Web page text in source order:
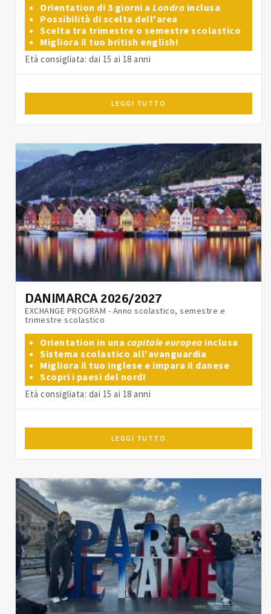
Orientation di 3 giorni a Londra inclusa
Possibilità di scelta dell'area
Scelta tra trimestre o semestre scolastico
Migliora il tuo british english!
Età consigliata: dai 15 ai 18 anni
LEGGI TUTTO
DANIMARCA 2026/2027
EXCHANGE PROGRAM - Anno scolastico, semestre e
trimestre scolastico
Orientation in una capitale europea inclusa
Sistema scolastico all'avanguardia
Migliora il tuo inglese e impara il danese
Scopri i paesi del nord!
Età consigliata: dai 15 ai 18 anni
LEGGI TUTTO